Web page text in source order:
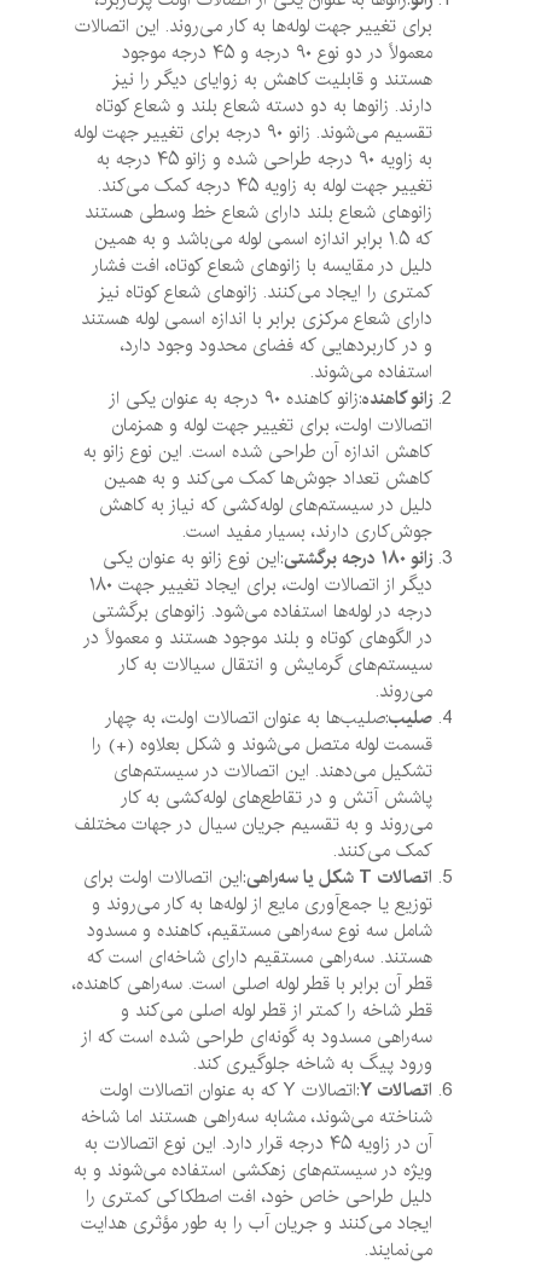
برای تغییر جهت لوله‌ها به کار می‌روند. این اتصالات
معمولاً در دو نوع ۹۰ درجه و ۴۵ درجه موجود
هستند و قابلیت کاهش به زوایای دیگر را نیز
دارند. زانوها به دو دسته شعاع بلند و شعاع کوتاه
تقسیم می‌شوند. زانو ۹۰ درجه برای تغییر جهت لوله
به زاویه ۹۰ درجه طراحی شده و زانو ۴۵ درجه به
تغییر جهت لوله به زاویه ۴۵ درجه کمک می‌کند.
زانوهای شعاع بلند دارای شعاع خط وسطی هستند
که ۱.۵ برابر اندازه اسمی لوله می‌باشد و به همین
دلیل در مقایسه با زانوهای شعاع کوتاه، افت فشار
کمتری را ایجاد می‌کنند. زانوهای شعاع کوتاه نیز
دارای شعاع مرکزی برابر با اندازه اسمی لوله هستند
و در کاربردهایی که فضای محدود وجود دارد،
استفاده می‌شوند.
زانو کاهنده
:زانو کاهنده ۹۰ درجه به عنوان یکی از
اتصالات اولت، برای تغییر جهت لوله و همزمان
کاهش اندازه آن طراحی شده است. این نوع زانو به
کاهش تعداد جوش‌ها کمک می‌کند و به همین
دلیل در سیستم‌های لوله‌کشی که نیاز به کاهش
جوش‌کاری دارند، بسیار مفید است.
۱۸۰درجه برگشتی:این نوع زانو به عنوان یکی
دیگر از اتصالات اولت، برای ایجاد تغییر جهت ۱۸۰
درجه در لوله‌ها استفاده می‌شود. زانوهای برگشتی
در الگوهای کوتاه و بلند موجود هستند و معمولاً در
سیستم‌های گرمایش و انتقال سیالات به کار
می‌روند.
صلیب :صلیب‌ها به عنوان اتصالات اولت، به چهار
قسمت لوله متصل می‌شوند و شکل بعلاوه (+) را
تشکیل می‌دهند. این اتصالات در سیستم‌های
پاشش آتش و در تقاطع‌های لوله‌کشی به کار
می‌روند و به تقسیم جریان سیال در جهات مختلف
کمک می‌کنند.
اتصالاتTشکل یا سه‌راهی:این اتصالات اولت برای
توزیع یا جمع‌آوری مایع از لوله‌ها به کار می‌روند و
شامل سه نوع سه‌راهی مستقیم، کاهنده و مسدود
هستند. سه‌راهی مستقیم دارای شاخه‌ای است که
قطر آن برابر با قطر لوله اصلی است. سه‌راهی کاهنده،
قطر شاخه را کمتر از قطر لوله اصلی می‌کند و
سه‌راهی مسدود به گونه‌ای طراحی شده است که از
ورود پیگ به شاخه جلوگیری کند.
اتصالاتY
:اتصالات Y که به عنوان اتصالات اولت
شناخته می‌شوند، مشابه سه‌راهی هستند اما شاخه
آن در زاویه ۴۵ درجه قرار دارد. این نوع اتصالات به
ویژه در سیستم‌های زهکشی استفاده می‌شوند و به
دلیل طراحی خاص خود، افت اصطکاکی کمتری را
ایجاد می‌کنند و جریان آب را به طور مؤثری هدایت
می‌نمایند.